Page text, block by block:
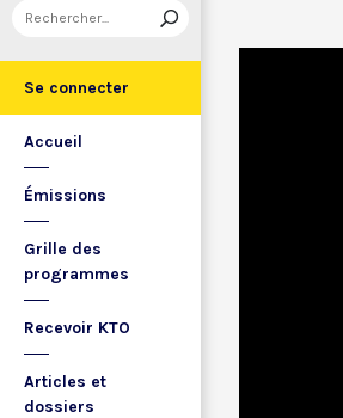
Se connecter
Accueil
Émissions
Grille des
programmes
Recevoir KTO
Articles et
dossiers